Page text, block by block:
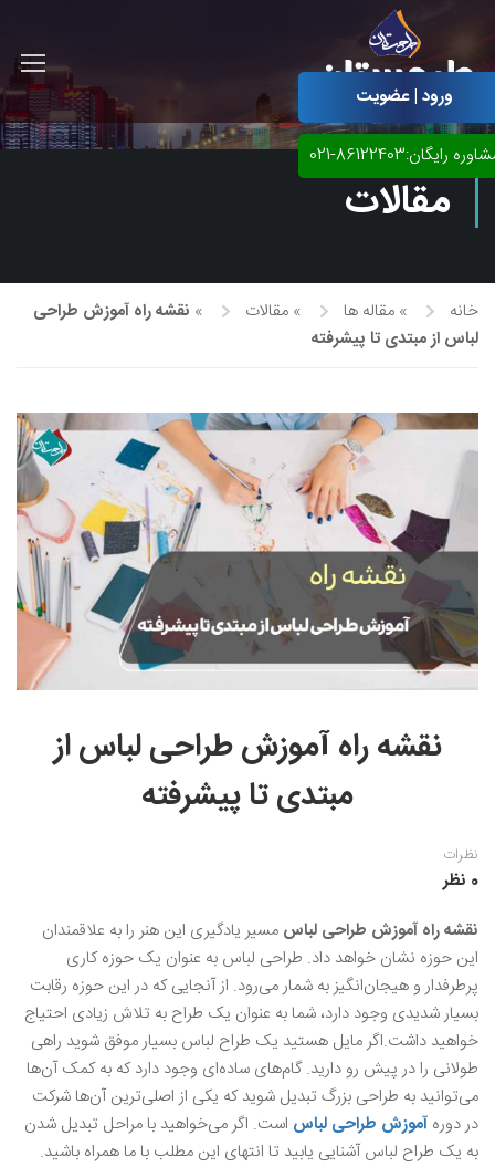
آموزش مجازی طراحی لباس
آموزش مجازی گرافیک
آموزش مجازی طراحی داخلی
نقاشی پاستل
نقاشی رنگ روغن
نقاشی آبرنگ
نقاشی کودک و نوجوان
طراحی سیاه قلم
نقاشی مینیاتور(نگارگری)
نقاشی تذهیب و گل و مرغ
خوشنویسی نستعلیق
خوشنویسی با خودکار
خط نقاشی
ورود | عضویت
رایگان:86122403-021
مقالات
خانه » مقاله ها » مقالات » نقشه راه آموزش طراحی
لباس از مبتدی تا پیشرفته
نقشه راه آموزش طراحی لباس از
مبتدی تا پیشرفته
نظرات
0 نظر
نقشه راه آموزش طراحی لباس مسیر یادگیری این هنر را به علاقمندان
این حوزه نشان خواهد داد. طراحی لباس به عنوان یک حوزه کاری
پرطرفدار و هیجان‌انگیز به شمار می‌رود. از آنجایی که در این حوزه رقابت
بسیار شدیدی وجود دارد، شما به عنوان یک طراح به تلاش زیادی احتیاج
خواهید داشت.اگر مایل هستید یک طراح لباس بسیار موفق شوید راهی
طولانی را در پیش رو دارید. گام‌های ساده‌ای وجود دارد که به کمک آن‌ها
می‌توانید به طراحی بزرگ تبدیل شوید که یکی از اصلی‌ترین آن‌ها شرکت
در دوره آموزش طراحی لباس است. اگر می‌خواهید با مراحل تبدیل شدن
به یک طراح لباس آشنایی یابید تا انتهای این مطلب با ما همراه باشید.